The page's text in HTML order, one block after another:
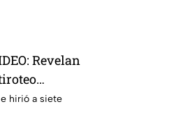
Revelan
de
hirió a siete